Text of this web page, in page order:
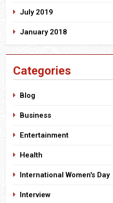
July 2019
January 2018
Categories
Blog
Business
Entertainment
Health
International Women's Day
Interview